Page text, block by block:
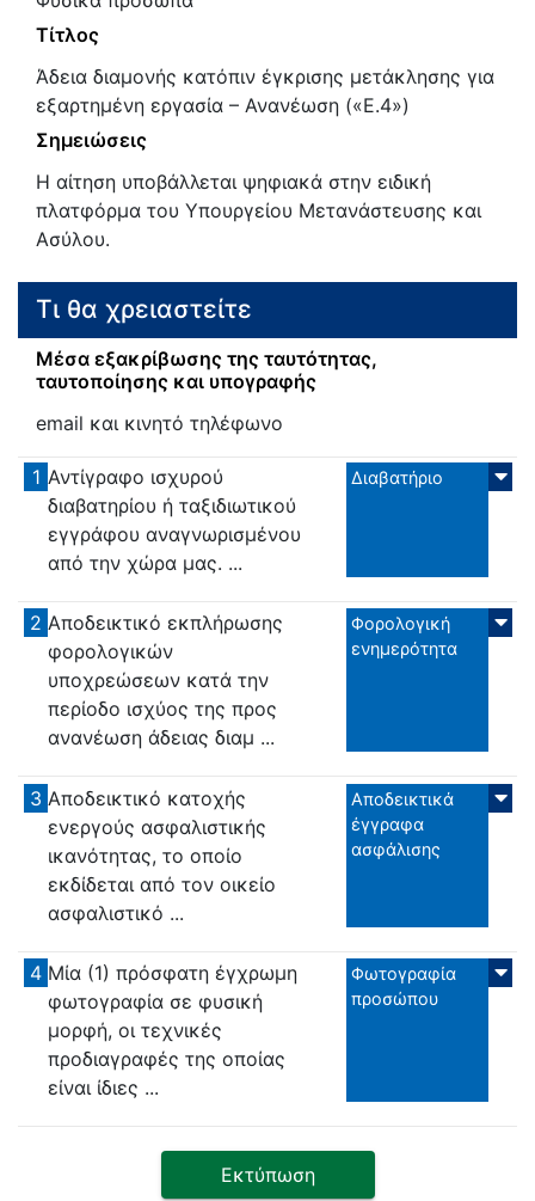
Τίτλος
Άδεια διαμονής κατόπιν έγκρισης μετάκλησης για
εξαρτημένη εργασία – Ανανέωση («Ε.4»)
Σημειώσεις
Η αίτηση υποβάλλεται ψηφιακά στην ειδική
πλατφόρμα του Υπουργείου Μετανάστευσης και
Ασύλου.
Τι θα χρειαστείτε
Μέσα εξακρίβωσης της ταυτότητας,
ταυτοποίησης και υπογραφής
email και κινητό τηλέφωνο
1 Αντίγραφο ισχυρού
διαβατηρίου ή ταξιδιωτικού
εγγράφου αναγνωρισμένου
από την χώρα μας. ...
Διαβατήριο
2 Αποδεικτικό εκπλήρωσης
φορολογικών
υποχρεώσεων κατά την
περίοδο ισχύος της προς
ανανέωση άδειας διαμ ...
Φορολογική
ενημερότητα
3 Αποδεικτικό κατοχής
ενεργούς ασφαλιστικής
ικανότητας, το οποίο
εκδίδεται από τον οικείο
ασφαλιστικό ...
Αποδεικτικά
έγγραφα
ασφάλισης
4 Μία (1) πρόσφατη έγχρωμη
φωτογραφία σε φυσική
μορφή, οι τεχνικές
προδιαγραφές της οποίας
είναι ίδιες ...
Φωτογραφία
προσώπου
Εκτύπωση